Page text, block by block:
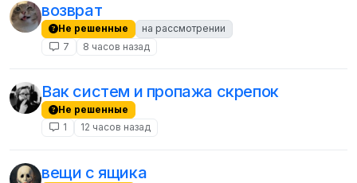
возврат
Не решенные
на рассмотрении
7
8 часов назад
Вак систем и пропажа скрепок
Не решенные
1
12 часов назад
вещи с ящика